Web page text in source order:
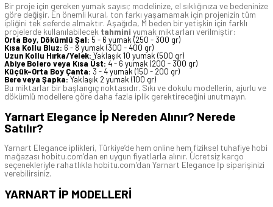
Bir proje için gereken yumak sayısı; modelinize, el sıklığınıza ve bedeninize
göre değişir. En önemli kural, ton farkı yaşamamak için projenizin tüm
ipliğini tek seferde almaktır. Aşağıda, M beden bir yetişkin için farklı
projelerde kullanılabilecek tahmini yumak miktarları verilmiştir:
Orta Boy, Dökümlü Şal: 5 - 6 yumak (250 - 300 gr)
Kısa Kollu Bluz: 6 - 8 yumak (300 - 400 gr)
Uzun Kollu Hırka/Yelek: Yaklaşık 10 yumak (500 gr)
Abiye Bolero veya Kısa Üst: 4 - 6 yumak (200 - 300 gr)
Küçük-Orta Boy Çanta: 3 - 4 yumak (150 - 200 gr)
Bere veya Şapka: Yaklaşık 2 yumak (100 gr)
Bu miktarlar bir başlangıç noktasıdır. Sıkı ve dokulu modellerin, ajurlu ve
dökümlü modellere göre daha fazla iplik gerektireceğini unutmayın.
Yarnart Elegance İp Nereden Alınır? Nerede
Satılır?
Yarnart Elegance iplikleri, Türkiye’de hem online hem fiziksel tuhafiye hobi
mağazası hobitu.com’dan en uygun fiyatlarla alınır. Ücretsiz kargo
seçenekleriyle rahatlıkla hobitu.com'dan Yarnart Elegance İp siparişinizi
verebilirsiniz.
YARNART İP MODELLERİ